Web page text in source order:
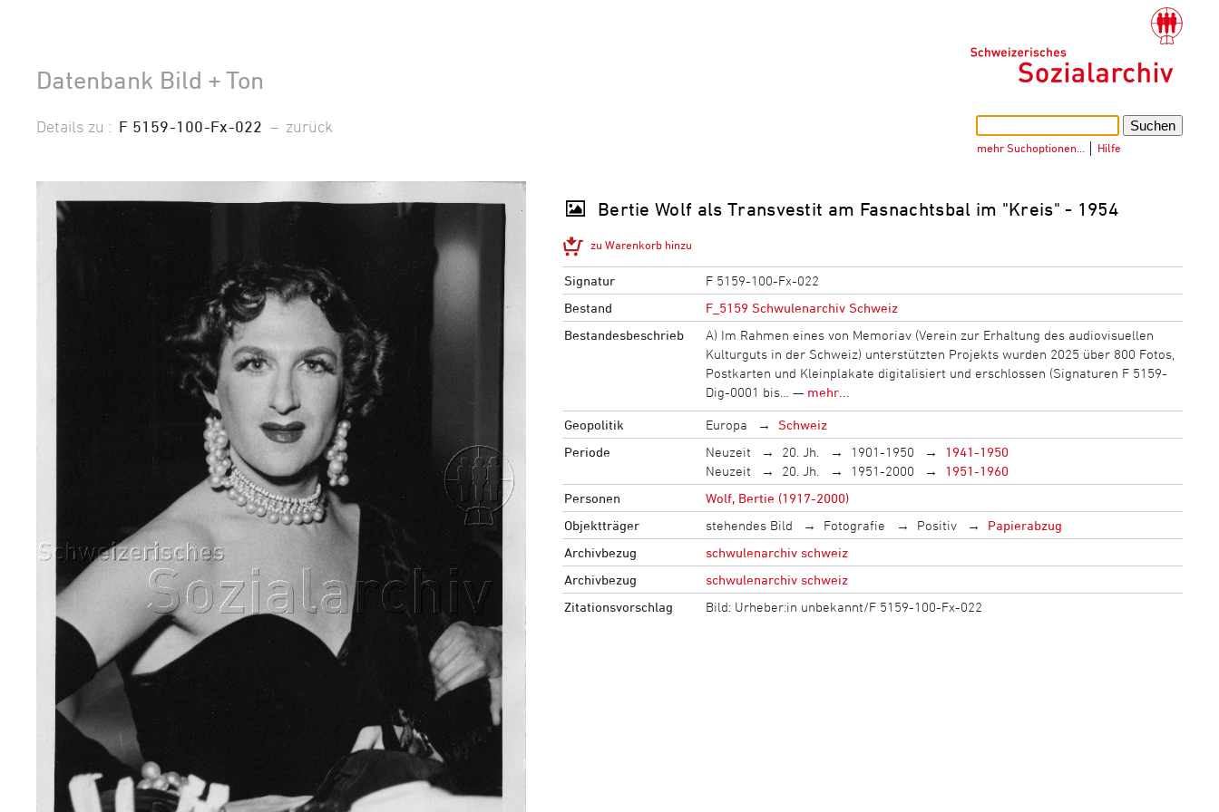
Datenbank Bild + Ton
mehr Suchoptionen… Hilfe
Details zu : F 5159-100-Fx-022 – zurück
Bertie Wolf als Transvestit am Fasnachtsbal im "Kreis" - 1954
zu Warenkorb hinzu
Signatur
F 5159-100-Fx-022
Bestand
F_5159 Schwulenarchiv Schweiz
Bestandesbeschrieb
A) Im Rahmen eines von Memoriav (Verein zur Erhaltung des audiovisuellen
Kulturguts in der Schweiz) unterstützten Projekts wurden 2025 über 800 Fotos,
Postkarten und Kleinplakate digitalisiert und erschlossen (Signaturen F 5159-
Dig-0001 bis… — mehr...
Geopolitik Europa
Schweiz
Periode
Neuzeit 20. Jh. 1901-1950
1941-1950
Neuzeit
20. Jh. 1951-2000
1951-1960
Personen
Wolf, Bertie (1917-2000)
Objektträger
stehendes Bild Fotografie Positiv
Papierabzug
Archivbezug
schwulenarchiv schweiz
Archivbezug
schwulenarchiv schweiz
Zitationsvorschlag
Bild: Urheber:in unbekannt/F 5159-100-Fx-022